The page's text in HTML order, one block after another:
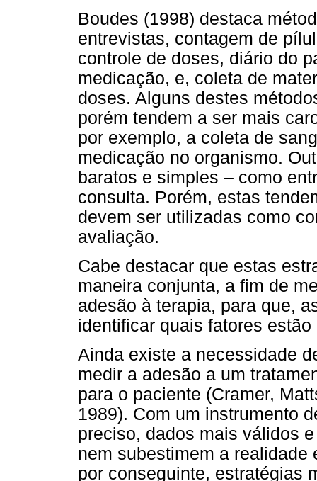
Boudes (1998) destaca
entrevistas, contagem de
controle de doses, diário do
medicação, e, coleta de
doses. Alguns destes
porém tendem a ser mais
por exemplo, a coleta de
medicação no organismo.
baratos e simples – como
consulta. Porém, estas
devem ser utilizadas como
avaliação.
Cabe destacar que estas
maneira conjunta, a fim de
adesão à terapia, para que,
identificar quais fatores
Ainda existe a necessidade
medir a adesão a um
para o paciente (Cramer,
1989). Com um instrumento
preciso, dados mais válidos
nem subestimem a
por conseguinte, estratégias